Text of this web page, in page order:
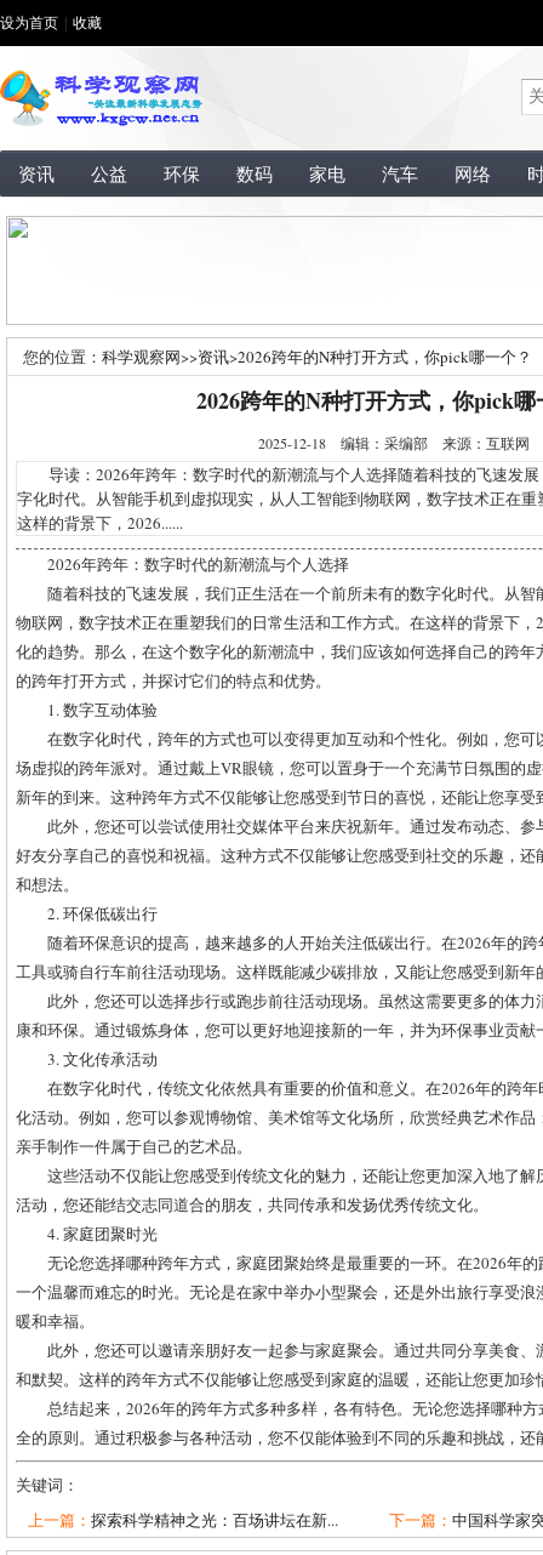
设为首页 收藏
资讯 公益 环保 数码 家电 汽车 网络
您的位置： 科学观察网>>资讯>2026跨年的N种打开方式，你pick哪一个？
2026跨年的N种打开方式，你pick哪
2025-12-18 编辑：采编部 来源：互联网
导读：2026年跨年：数字时代的新潮流与个人选择随着科技的飞速发展
字化时代。从智能手机到虚拟现实，从人工智能到物联网，数字技术正在
这样的背景下，2026......
2026年跨年：数字时代的新潮流与个人选择
随着科技的飞速发展，我们正生活在一个前所未有的数字化时代。从
物联网，数字技术正在重塑我们的日常生活和工作方式。在这样的背景下
化的趋势。那么，在这个数字化的新潮流中，我们应该如何选择自己的跨
的跨年打开方式，并探讨它们的特点和优势。
1. 数字互动体验
在数字化时代，跨年的方式也可以变得更加互动和个性化。例如，您
场虚拟的跨年派对。通过戴上VR眼镜，您可以置身于一个充满节日氛围的
新年的到来。这种跨年方式不仅能够让您感受到节日的喜悦，还能让您享受
此外，您还可以尝试使用社交媒体平台来庆祝新年。通过发布动态、
好友分享自己的喜悦和祝福。这种方式不仅能够让您感受到社交的乐趣，
和想法。
2. 环保低碳出行
随着环保意识的提高，越来越多的人开始关注低碳出行。在2026年的
工具或骑自行车前往活动现场。这样既能减少碳排放，又能让您感受到新年
此外，您还可以选择步行或跑步前往活动现场。虽然这需要更多的体
康和环保。通过锻炼身体，您可以更好地迎接新的一年，并为环保事业贡献
3. 文化传承活动
在数字化时代，传统文化依然具有重要的价值和意义。在2026年的跨
化活动。例如，您可以参观博物馆、美术馆等文化场所，欣赏经典艺术作
亲手制作一件属于自己的艺术品。
这些活动不仅能让您感受到传统文化的魅力，还能让您更加深入地了
活动，您还能结交志同道合的朋友，共同传承和发扬优秀传统文化。
4. 家庭团聚时光
无论您选择哪种跨年方式，家庭团聚始终是最重要的一环。在2026年
一个温馨而难忘的时光。无论是在家中举办小型聚会，还是外出旅行享受
暖和幸福。
此外，您还可以邀请亲朋好友一起参与家庭聚会。通过共同分享美食
和默契。这样的跨年方式不仅能够让您感受到家庭的温暖，还能让您更加
总结起来，2026年的跨年方式多种多样，各有特色。无论您选择哪种
全的原则。通过积极参与各种活动，您不仅能体验到不同的乐趣和挑战，
关键词：
上一篇： 探索科学精神之光：百场讲坛在新... 下一篇： 中国科学家